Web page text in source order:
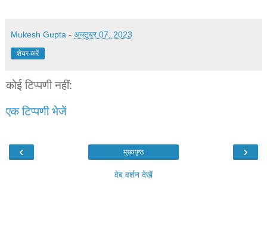
Mukesh Gupta - अक्टूबर 07, 2023
शेयर करें
कोई टिप्पणी नहीं:
एक टिप्पणी भेजें
‹ ›
मुख्यपृष्ठ
वेब वर्शन देखें